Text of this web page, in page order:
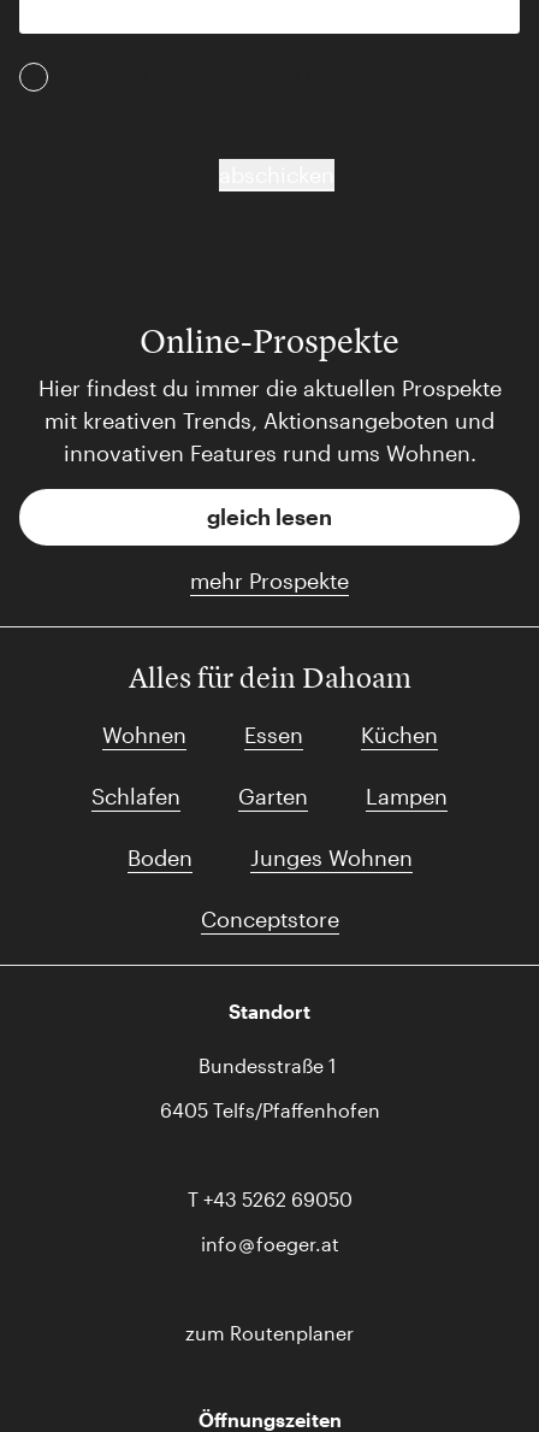
Online-Prospekte
Hier findest du immer die aktuellen Prospekte
mit kreativen Trends, Aktionsangeboten und
innovativen Features rund ums Wohnen.
gleich lesen
mehr Prospekte
Alles für dein Dahoam
Wohnen Essen Küchen
Schlafen Garten Lampen
Boden Junges Wohnen
Conceptstore
Standort
Bundesstraße 1
6405 Telfs/Pfaffenhofen
T +43 5262 69050
info
foeger.at
zum Routenplaner
Öffnungszeiten